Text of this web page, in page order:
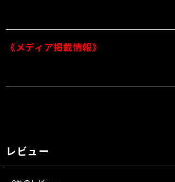
《メディア掲載情報》
レビュー